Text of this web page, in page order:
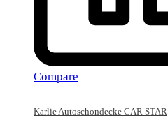
Compare
Karlie Autoschondecke CAR STAR